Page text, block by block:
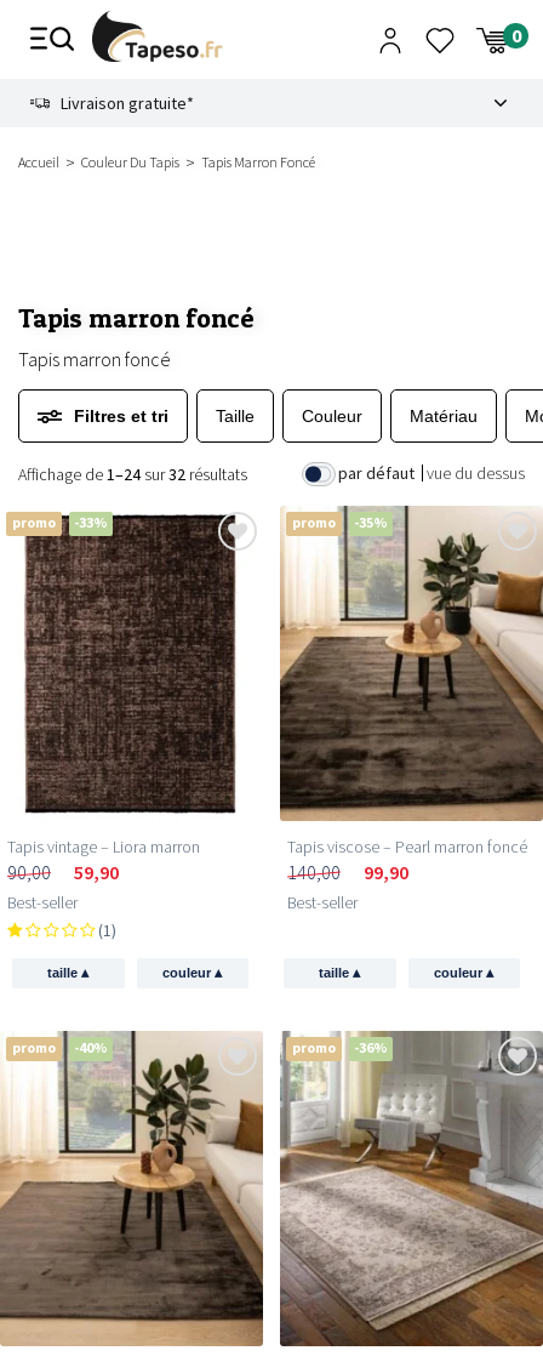
Livraison gratuite*
Accueil Couleur Du Tapis Tapis Marron Foncé
Tapis marron foncé
Tapis marron foncé
Filtres et tri Taille Couleur Matériau
par défaut vue du dessus
Affichage de1–24sur32 résultats
promo -33%
Tapis vintage – Liora marron
90,00 59,90
Best-seller
(1)
taille▴ couleur▴
promo -35%
Tapis viscose – Pearl marron foncé
140,00 99,90
Best-seller
taille▴ couleur▴
promo -40% promo -36%